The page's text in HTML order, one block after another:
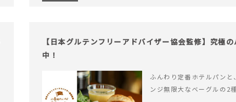
【日本グルテンフリーアドバイザー協会監修】究極
中！
ふんわり定番ホテルパンと
ンジ無限大なベーグルの2